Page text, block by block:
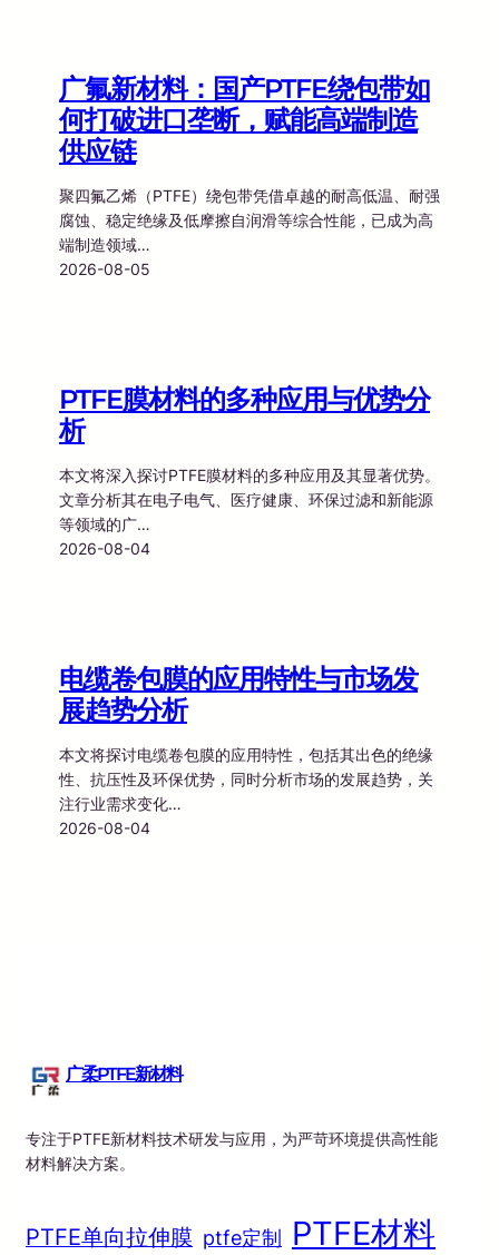
广氟新材料：国产PTFE绕包带如
何打破进口垄断，赋能高端制造
供应链
聚四氟乙烯（PTFE）绕包带凭借卓越的耐高低温、耐强
腐蚀、稳定绝缘及低摩擦自润滑等综合性能，已成为高
端制造领域…
2026-08-05
PTFE膜材料的多种应用与优势分
析
本文将深入探讨PTFE膜材料的多种应用及其显著优势。
文章分析其在电子电气、医疗健康、环保过滤和新能源
等领域的广…
2026-08-04
电缆卷包膜的应用特性与市场发
展趋势分析
本文将探讨电缆卷包膜的应用特性，包括其出色的绝缘
性、抗压性及环保优势，同时分析市场的发展趋势，关
注行业需求变化…
2026-08-04
广柔PTFE新材料
专注于PTFE新材料技术研发与应用，为严苛环境提供高性能
材料解决方案。
PTFE单向拉伸膜 ptfe定制 PTFE材料